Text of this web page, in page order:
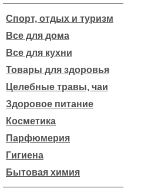
Спорт, отдых и туризм
Все для дома
Все для кухни
Товары для здоровья
Целебные травы, чаи
Здоровое питание
Косметика
Парфюмерия
Гигиена
Бытовая химия